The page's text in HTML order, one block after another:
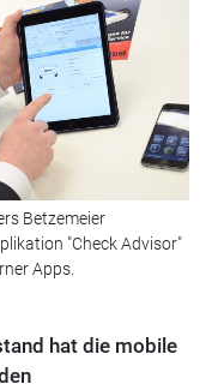
Betzemeier
"Check Advisor"
Apps.
hat die mobile